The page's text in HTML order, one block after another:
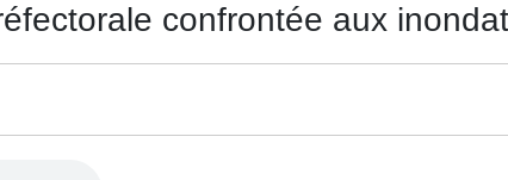
confrontée aux